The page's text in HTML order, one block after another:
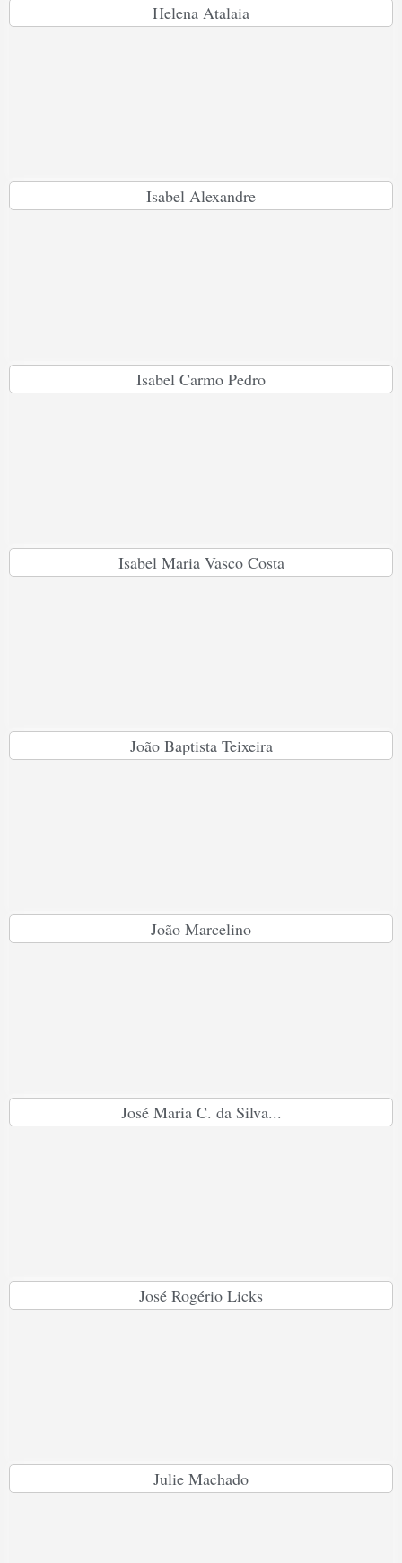
Helena Atalaia
Isabel Alexandre
Isabel Carmo Pedro
Isabel Maria Vasco Costa
João Baptista Teixeira
João Marcelino
José Maria C. da Silva...
José Rogério Licks
Julie Machado